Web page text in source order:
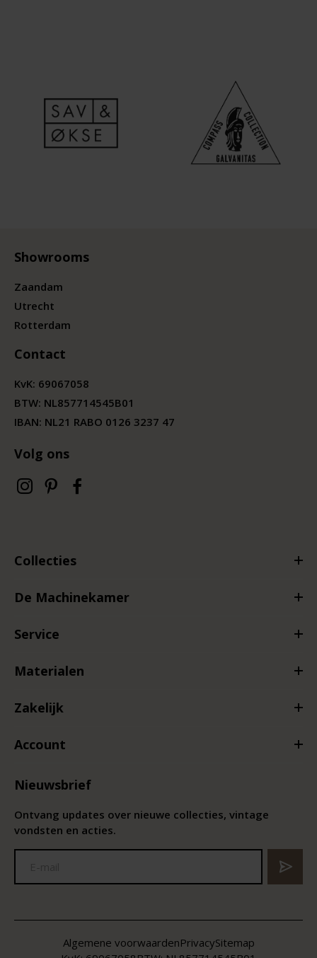
Showrooms
Zaandam
Utrecht
Rotterdam
Contact
KvK: 69067058
BTW: NL857714545B01
IBAN: NL21 RABO 0126 3237 47
Volg ons
Collecties
De Machinekamer
Service
Materialen
Zakelijk
Account
Nieuwsbrief
Ontvang updates over nieuwe collecties, vintage
vondsten en acties.
Algemene voorwaardenPrivacySitemap